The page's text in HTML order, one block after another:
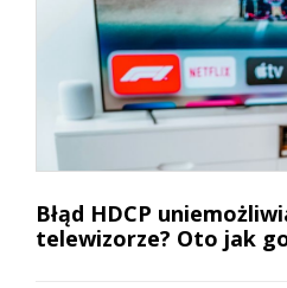
Błąd HDCP
telewizorze? Oto jak